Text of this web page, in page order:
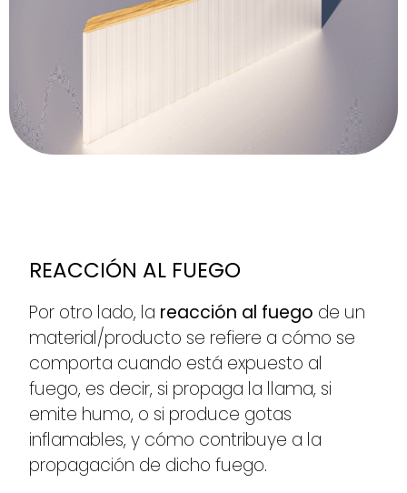
REACCIÓN AL FUEGO
Por otro lado, la reacción al fuego de un
material/producto se refiere a cómo se
comporta cuando está expuesto al
fuego, es decir, si propaga la llama, si
emite humo, o si produce gotas
inflamables, y cómo contribuye a la
propagación de dicho fuego.